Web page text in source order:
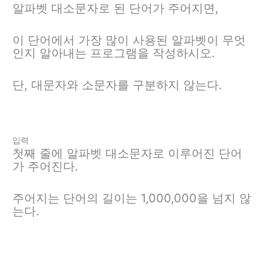
알파벳 대소문자로 된 단어가 주어지면,
이 단어에서 가장 많이 사용된 알파벳이 무엇
인지 알아내는 프로그램을 작성하시오.
단, 대문자와 소문자를 구분하지 않는다.
입력
첫째 줄에 알파벳 대소문자로 이루어진 단어
가 주어진다.
주어지는 단어의 길이는 1,000,000을 넘지 않
는다.